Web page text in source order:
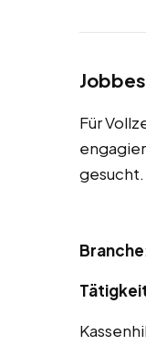
Für
gesucht.
Branche